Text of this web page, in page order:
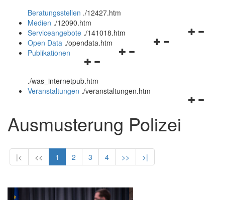
und
schließen
Beratungsstellen ./12427.htm
Medien ./12090.htm
Navigationsmenü
Serviceangebote ./141018.htm
Navigationsmenü
Open Data ./opendata.htm
Navigationsmenü
und
schließen
Publikationen
./was_internetpub.htm
Veranstaltungen ./veranstaltungen.htm
Ausmusterung Polizei
|< << 1 2 3 4 >> >|